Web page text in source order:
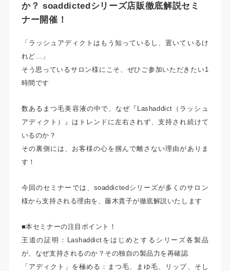
か？ soaddictedシリーズ店販徹底解説セミ
ナー開催！
「ラッシュアディクトはもう知っているし、置いているけ
れど…」
そう思っているサロン様にこそ、ぜひご参加いただきたい1
時間です
数あるまつ毛美容液の中で、なぜ『Lashaddict（ラッシュ
アディクト）』はトレンドに左右されず、支持され続けて
いるのか？
その裏側には、お客様の心を掴んで離さない理由がありま
す！
今回のセミナーでは、soaddictedシリーズが多くのサロン
様から支持される理由を、藤木貴子が徹底解説いたします
■本セミナーの注目ポイント！
王道の証明：Lashaddictをはじめとするシリーズ各製品
が、なぜ支持されるのか？その独自の製品力を再確認
「アディクト」を極める：まつ毛、まゆ毛、リップ、そし